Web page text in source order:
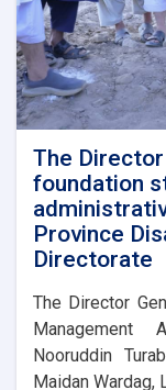
and
to
flood
The
foundation
Province
Directorate
The Director
Management
Nooruddin
Maidan Wardag,